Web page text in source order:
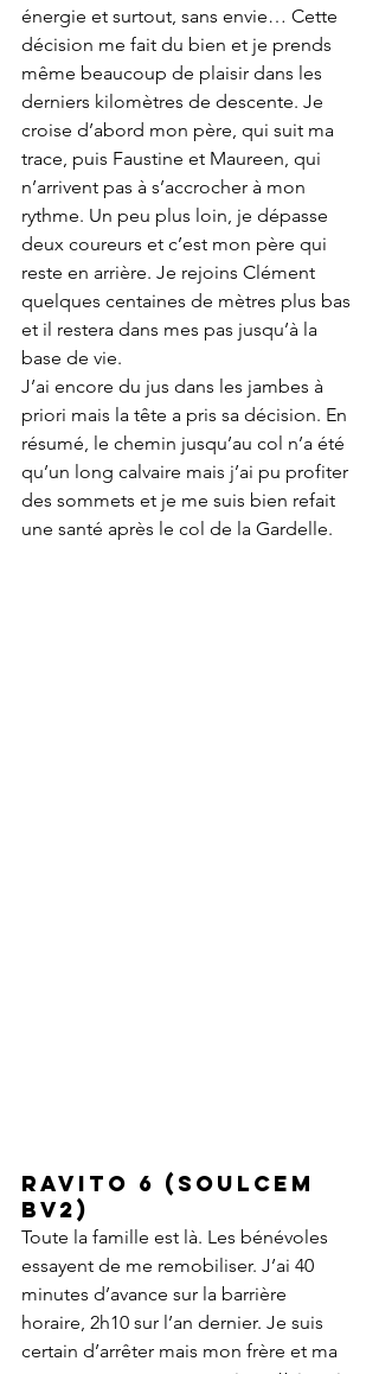
énergie et surtout, sans envie… Cette
décision me fait du bien et je prends
même beaucoup de plaisir dans les
derniers kilomètres de descente. Je
croise d’abord mon père, qui suit ma
trace, puis Faustine et Maureen, qui
n’arrivent pas à s’accrocher à mon
rythme. Un peu plus loin, je dépasse
deux coureurs et c’est mon père qui
reste en arrière. Je rejoins Clément
quelques centaines de mètres plus bas
et il restera dans mes pas jusqu’à la
base de vie.
J’ai encore du jus dans les jambes à
priori mais la tête a pris sa décision. En
résumé, le chemin jusqu’au col n’a été
qu’un long calvaire mais j’ai pu profiter
des sommets et je me suis bien refait
une santé après le col de la Gardelle.
Ravito 6 (SOULCEM
BV2)
Toute la famille est là. Les bénévoles
essayent de me remobiliser. J’ai 40
minutes d’avance sur la barrière
horaire, 2h10 sur l’an dernier. Je suis
certain d’arrêter mais mon frère et ma